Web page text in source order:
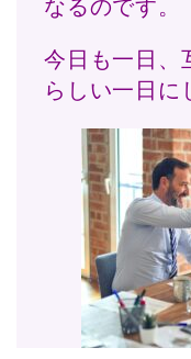
なるのです。
今日も一日、
らしい一日に